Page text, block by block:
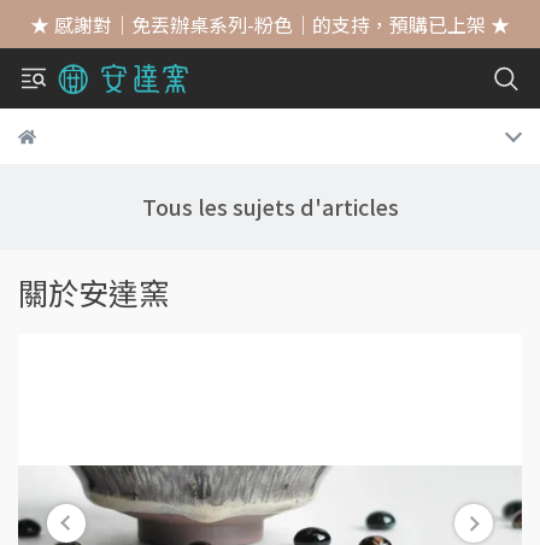
★ 感謝對｜免丟辦桌系列-粉色｜的支持，預購已上架 ★
Tous les sujets d'articles
關於安達窯